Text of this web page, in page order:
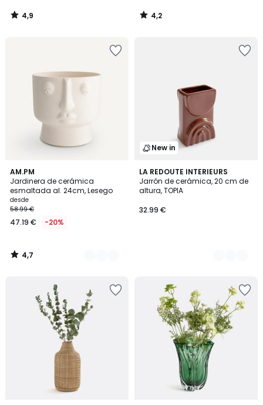
4,9
/
4,2
/
AM.PM
Jardinera de cerámica
esmaltada al. 24cm, Lesego
desde
58.99 €
47.19 € -20%
4,7
/ 5
5
Colores
4,7
/
New in
LA REDOUTE INTERIEURS
Jarrón de cerámica, 20 cm de
altura, TOPIA
32.99 €
3
Colores